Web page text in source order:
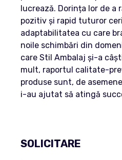
lucrează. Dorința lor de a
pozitiv și rapid tuturor
adaptabilitatea cu care
noile schimbări din
care Stil Ambalaj și-a
mult, raportul calitate-
produse sunt, de
i-au ajutat să atingă
SOLICITARE